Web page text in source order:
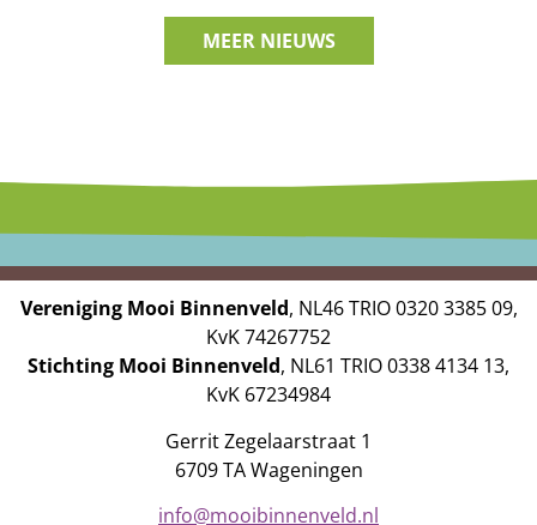
MEER NIEUWS
Vereniging Mooi Binnenveld, NL46 TRIO 0320 3385 09,
KvK 74267752
Stichting Mooi Binnenveld, NL61 TRIO 0338 4134 13,
KvK 67234984
Gerrit Zegelaarstraat 1
6709 TA Wageningen
info@mooibinnenveld.nl